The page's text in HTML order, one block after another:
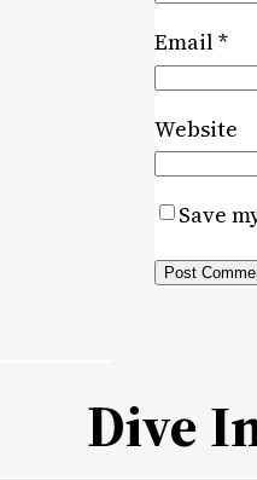
Email*
Website
Save
Dive